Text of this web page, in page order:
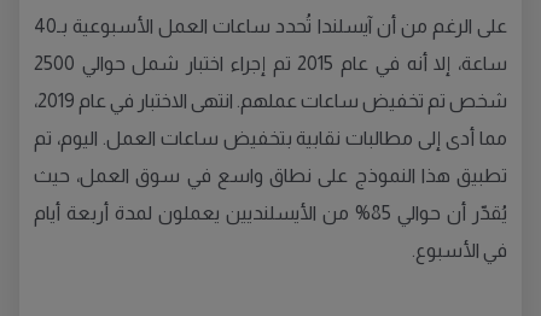
على الرغم من أن آيسلندا تُحدد ساعات العمل الأسبوعية بـ40
ساعة، إلا أنه في عام 2015 تم إجراء اختبار شمل حوالي 2500
شخص تم تخفيض ساعات عملهم. انتهى الاختبار في عام 2019،
مما أدى إلى مطالبات نقابية بتخفيض ساعات العمل. اليوم، تم
تطبيق هذا النموذج على نطاق واسع في سوق العمل، حيث
يُقدّر أن حوالي 85% من الأيسلنديين يعملون لمدة أربعة أيام
في الأسبوع.